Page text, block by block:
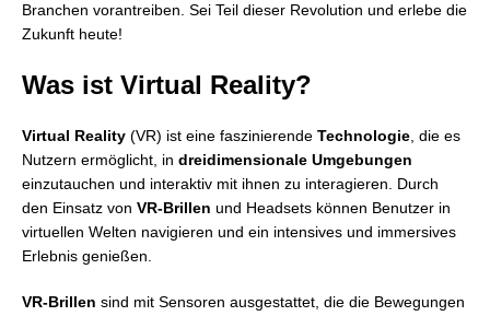
Branchen vorantreiben. Sei Teil dieser Revolution und erlebe die
Zukunft heute!
Was ist Virtual Reality?
Virtual Reality (VR) ist eine faszinierende Technologie , die es
Nutzern ermöglicht, in dreidimensionale Umgebungen
einzutauchen und interaktiv mit ihnen zu interagieren. Durch
den Einsatz von VR-Brillen und Headsets können Benutzer in
virtuellen Welten navigieren und ein intensives und immersives
Erlebnis genießen.
VR-Brillen sind mit Sensoren ausgestattet, die die Bewegungen